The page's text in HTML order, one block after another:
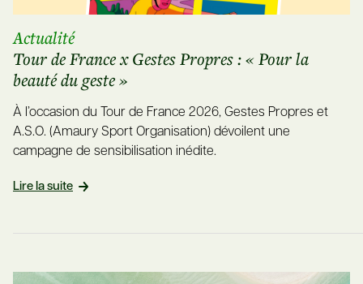
Actualité
Tour de France x Gestes Propres : « Pour la
beauté du geste »
À l’occasion du Tour de France 2026, Gestes Propres et
A.S.O. (Amaury Sport Organisation) dévoilent une
campagne de sensibilisation inédite.
Lire la suite